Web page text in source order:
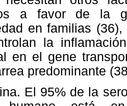
a favor de la
en familias
la
en el gene
predominante
El 95% de la